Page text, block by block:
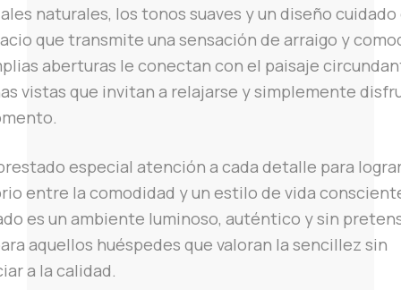
naturales, los tonos suaves y un diseño
que transmite una sensación de arraigo y
aberturas le conectan con el paisaje
vistas que invitan a relajarse y simplemente
especial atención a cada detalle para
entre la comodidad y un estilo de vida
es un ambiente luminoso, auténtico y sin
aquellos huéspedes que valoran la sencillez sin
a la calidad.